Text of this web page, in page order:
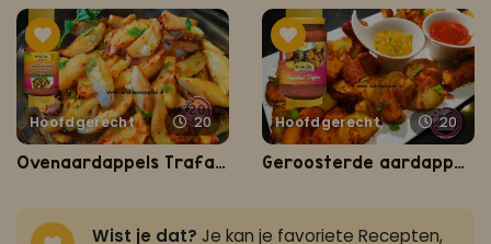
Hoofdgerecht 20
Ovenaardappels Trafasie
Hoofdgerecht 20
Geroosterde aardappelen uit de oven
Wist je dat? Je kan je favoriete Recepten,